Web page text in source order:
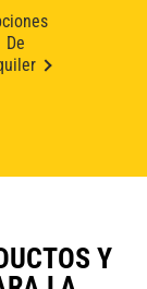
De
Y